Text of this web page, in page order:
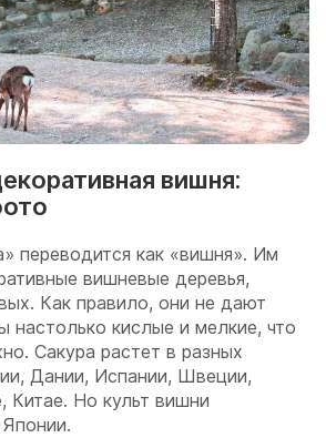
вишня:
переводится как «вишня». Им
вишневые деревья,
Как правило, они не дают
настолько кислые и мелкие, что
Сакура растет в разных
Дании, Испании, Швеции,
Китае. Но культ вишни